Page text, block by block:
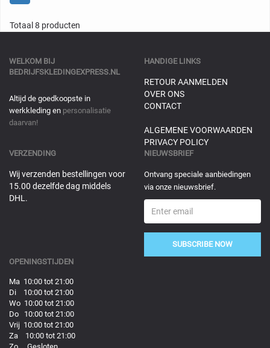
Totaal 8 producten
WELKOM BIJ
BEDRIJFSKLEDINGEXPRESS.NL
Altijd de goedkoopste in
werkkleding en personalisatie
daarvan!
HANDIGE LINKS
RETOUR AANMELDEN
OVER ONS
CONTACT
ALGEMENE VOORWAARDEN
PRIVACY POLICY
VERZENDING
Wij verzenden bestellingen voor
15.00 dezelfde dag middels
DHL.
NIEUWSBRIEF
Ontvang speciale aanbiedingen
via onze nieuwsbrief.
SUBSCRIBE NOW
OPENINGSTIJDEN
Ma 10:00 tot 21:00
Di 10:00 tot 21:00
Wo 10:00 tot 21:00
Do 10:00 tot 21:00
Vrij 10:00 tot 21:00
Za 10:00 tot 21:00